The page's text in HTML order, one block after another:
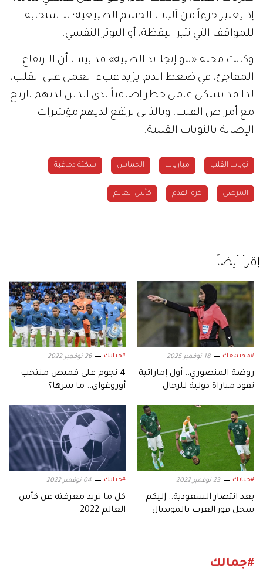
إذ يعتبر جزءاً من آليات الجسم الطبيعية؛ للاستجابة
للمواقف التي تثير اليقظة، أو التوتر النفسي.
وكانت مجلة «نيو إنجلاند الطبية» قد بينت أن الارتفاع
المفاجئ، في ضغط الدم، يزيد عبء العمل على القلب،
لذا قد يشكل عامل خطر إضافياً لدى الذين لديهم تاريخ
مع أمراض القلب، وبالتالي ترتفع لديهم مؤشرات
الإصابة بالنوبات القلبية.
نوبات القلب مباريات الحماس سكتة دماغية
المرضى كرة القدم كأس العالم
إقرأ أيضاً
#مجتمعك 18 نوفمبر 2025
روضة المنصوري.. أول إماراتية
تقود مباراة دولية للرجال
#حياتك 26 نوفمبر 2022
4 نجوم على قميص منتخب
أوروغواي.. ما سرها؟
#حياتك 23 نوفمبر 2022
بعد انتصار السعودية.. إليكم
سجل فوز العرب بالمونديال
#حياتك 04 نوفمبر 2022
كل ما تريد معرفته عن كأس
العالم 2022
#جمالك